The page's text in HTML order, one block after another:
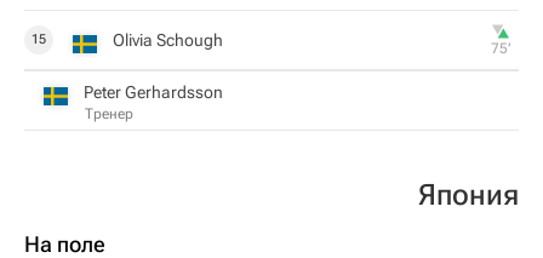
15 Olivia Schough 75‎’‎
Peter Gerhardsson
Тренер
Япония
На поле